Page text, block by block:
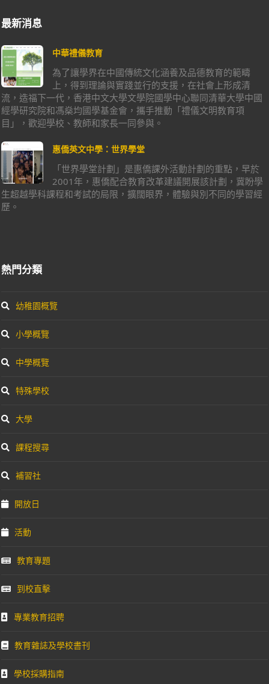
最新消息
中華禮儀教育
為了讓學界在中國傳統文化涵養及品德教育的範疇
上，得到理論與實踐並行的支援，在社會上形成清
流，造福下一代，香港中文大學文學院國學中心聯同清華大學中國
經學研究院和馮燊均國學基金會，攜手推動「禮儀文明教育項
目」，歡迎學校、教師和家長一同參與。
惠僑英文中學：世界學堂
「世界學堂計劃」是惠僑課外活動計劃的重點，早於
2001年，惠僑配合教育改革建議開展該計劃，冀盼學
生超越學科課程和考試的局限，擴闊眼界，體驗與別不同的學習經
歷。
熱門分類
幼稚園概覽
小學概覽
中學概覽
特殊學校
大學
課程搜尋
補習社
開放日
活動
教育專題
到校直擊
專業教育招聘
教育雜誌及學校書刊
學校採購指南